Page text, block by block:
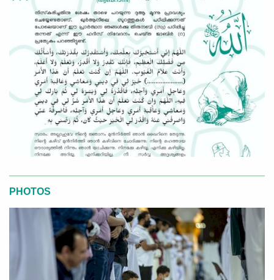
PHOTOS